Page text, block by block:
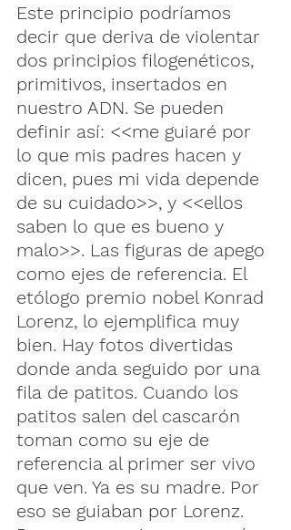
Este principio podríamos
decir que deriva de violentar
dos principios filogenéticos,
primitivos, insertados en
nuestro ADN. Se pueden
definir así: <<me guiaré por
lo que mis padres hacen y
dicen, pues mi vida depende
de su cuidado>>, y <<ellos
saben lo que es bueno y
malo>>. Las figuras de apego
como ejes de referencia. El
etólogo premio nobel Konrad
Lorenz, lo ejemplifica muy
bien. Hay fotos divertidas
donde anda seguido por una
fila de patitos. Cuando los
patitos salen del cascarón
toman como su eje de
referencia al primer ser vivo
que ven. Ya es su madre. Por
eso se guiaban por Lorenz.